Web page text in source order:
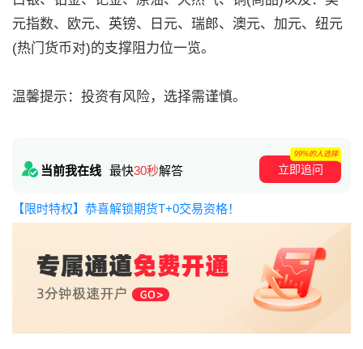
元指数、欧元、英镑、日元、瑞郎、澳元、加元、纽元
(热门货币对)的支撑阻力位一览。
温馨提示：投资有风险，选择需谨慎。
当前我在线 最快30秒解答 立即追问
99%的人选择
【限时特权】恭喜解锁期货T+0交易资格！